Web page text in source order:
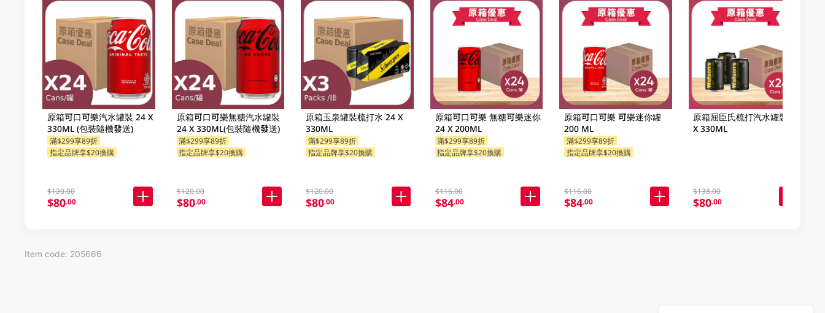
原箱可口可樂汽水罐裝 24 X
330ML (包裝隨機發送)
滿$299享89折
指定品牌享$20換購
$120.00
$80.00
原箱可口可樂無糖汽水罐裝
24 X 330ML(包裝隨機發送)
滿$299享89折
指定品牌享$20換購
$120.00
$80.00
原箱玉泉罐裝梳打水 24 X
330ML
滿$299享89折
指定品牌享$20換購
$120.00
$80.00
原箱可口可樂 無糖可樂迷你
24 X 200ML
滿$299享89折
指定品牌享$20換購
$116.00
$84.00
原箱可口可樂 可樂迷你罐
200 ML
滿$299享89折
指定品牌享$20換購
$116.00
$84.00
原箱屈臣氏梳打汽水罐裝 24
X 330ML
$138.00
$80.00
Item code: 205666